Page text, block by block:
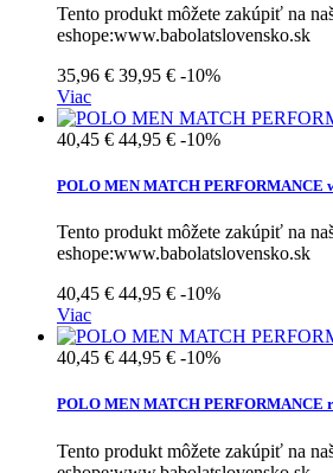
Tento produkt môžete zakúpiť na
eshope:www.babolatslovensko.sk
35,96 € 39,95 € -10%
Viac
40,45 € 44,95 € -10%
POLO MEN MATCH PERFORMANCE
Tento produkt môžete zakúpiť na
eshope:www.babolatslovensko.sk
40,45 € 44,95 € -10%
Viac
40,45 € 44,95 € -10%
POLO MEN MATCH PERFORMANCE
Tento produkt môžete zakúpiť na